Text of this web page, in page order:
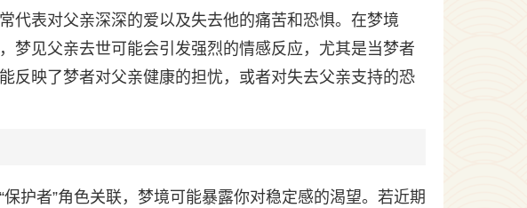
代表对父亲深深的爱以及失去他的痛苦和恐惧。在梦境
梦见父亲去世可能会引发强烈的情感反应，尤其是当梦者
反映了梦者对父亲健康的担忧，或者对失去父亲支持的恐
护者”角色关联，梦境可能暴露你对稳定感的渴望。若近期